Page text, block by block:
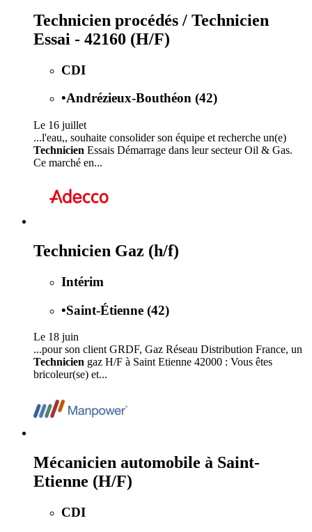
Technicien procédés / Technicien
Essai - 42160 (H/F)
CDI
•Andrézieux-Bouthéon (42)
Le 16 juillet
...l'eau,, souhaite consolider son équipe et recherche un(e)
Technicien Essais Démarrage dans leur secteur Oil & Gas.
Ce marché en...
Technicien Gaz (h/f)
Intérim
•Saint-Étienne (42)
Le 18 juin
...pour son client GRDF, Gaz Réseau Distribution France, un
Technicien gaz H/F à Saint Etienne 42000 : Vous êtes
bricoleur(se) et...
Mécanicien automobile à Saint-
Etienne (H/F)
CDI